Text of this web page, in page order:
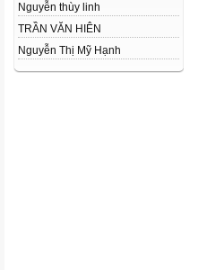
Nguyễn thùy linh
TRẦN VĂN HIÊN
Nguyễn Thị Mỹ Hạnh